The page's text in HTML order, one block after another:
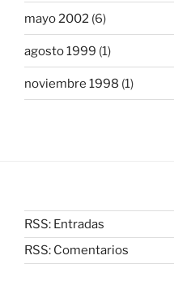
mayo 2002 (6)
agosto 1999 (1)
noviembre 1998 (1)
RSS: Entradas
RSS: Comentarios